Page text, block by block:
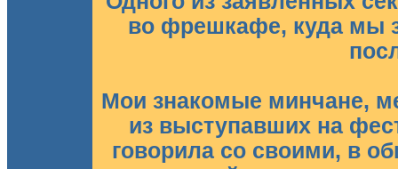
во фрешкафе, куда мы
Мои знакомые минчане,
из выступавших на
говорила со своими, в